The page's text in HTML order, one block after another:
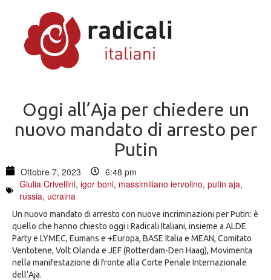
Oggi all’Aja per chiedere un
nuovo mandato di arresto per
Putin
Ottobre 7, 2023
6:48 pm
Giulia Crivellini,igor boni, massimiliano iervolino,putin aja,
russia, ucraina
Un nuovo mandato di arresto con nuove incriminazioni per Putin: è
quello che hanno chiesto oggi i Radicali Italiani, insieme a ALDE
Party e LYMEC, Eumans e +Europa, BASE Italia e MEAN, Comitato
Ventotene, Volt Olanda e JEF (Rotterdam-Den Haag), Movimenta
nella manifestazione di fronte alla Corte Penale Internazionale
dell’Aja.